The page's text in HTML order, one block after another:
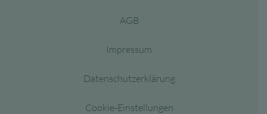
AGB
Impressum
Datenschutzerklärung
Cookie-Einstellungen